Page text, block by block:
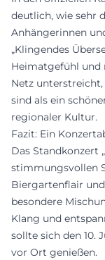
deutlich, wie sehr
Anhängerinnen
„Klingendes
Heimatgefühl und
Netz
sind als ein
regionaler Kultur.
Fazit: Ein
Das Standkonzert
stimmungsvollen
Biergartenflair
besondere
Klang und
sollte sich den 10.
vor Ort genießen.